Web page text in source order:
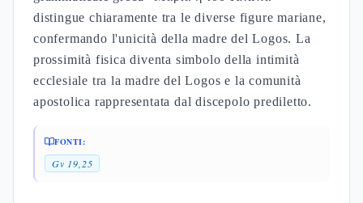
Elisabetta, "ripiena di Spirito Santo", riconosce in
Maria la madre del Signore divino, non
semplicemente di un uomo unto. La tradizione
patristica sviluppa questa intuizione attraverso
l'analisi dell'unione ipostatica: una sola Persona
divina che assume due nature distinte ma non
separate.
FONTI: